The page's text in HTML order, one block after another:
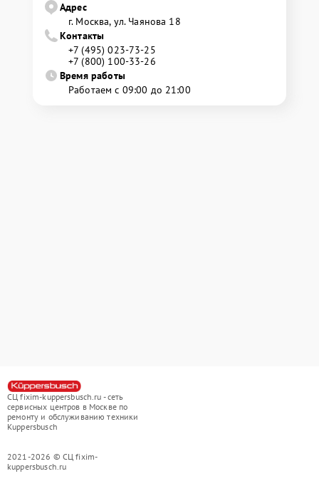
Адрес
г. Москва, ул. Чаянова 18
Контакты
+7 (495) 023-73-25
+7 (800) 100-33-26
Время работы
Работаем с 09:00 до 21:00
СЦ fixim-kuppersbusch.ru - сеть
сервисных центров в Москве по
ремонту и обслуживанию техники
Kuppersbusch
2021-2026 © СЦ fixim-
kuppersbusch.ru